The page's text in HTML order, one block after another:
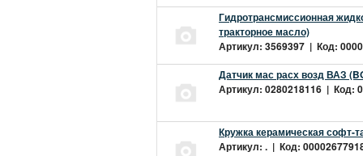
Гидротрансмиссионная
тракторное масло)
Артикул: 3569397 | Код:
Датчик мас расх возд ВАЗ
Артикул: 0280218116 | Код:
Кружка керамическая софт-
Артикул: . | Код: